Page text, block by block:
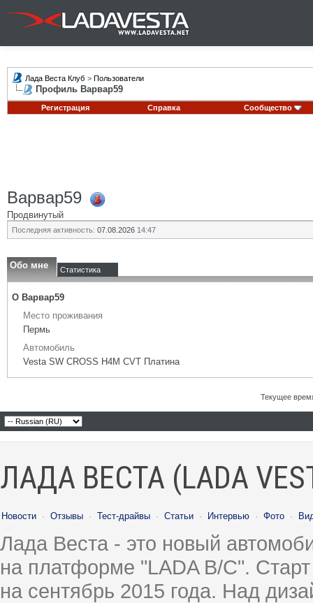
Лада Веста Клуб > Пользователи
Профиль Варвар59
Регистрация Справка Сообщество
Варвар59
Продвинутый
Последняя активность: 07.08.2026 14:47
Обо мне Статистика
О Варвар59
Место проживания
Пермь
Автомобиль
Vesta SW CROSS H4M CVT Платина
Текущее
ЛАДА ВЕСТА (LADA
Новости · Отзывы · Тест-драйвы · Статьи · Интервью · Фото ·
Лада Веста - это новый
на платформе "LADA B/C".
на сентябрь 2015 года. Над